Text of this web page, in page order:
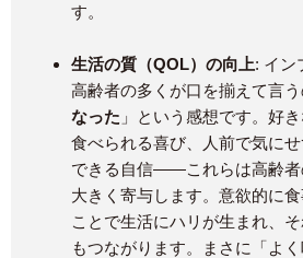
す。
生活の質（QOL）の向上: イン
高齢者の多くが口を揃えて言
なった 」という感想です​。好
食べられる喜び、人前で気に
できる自信——これらは高齢者
大きく寄与します。意欲的に
ことで生活にハリが生まれ、
もつながります​。まさに「よ